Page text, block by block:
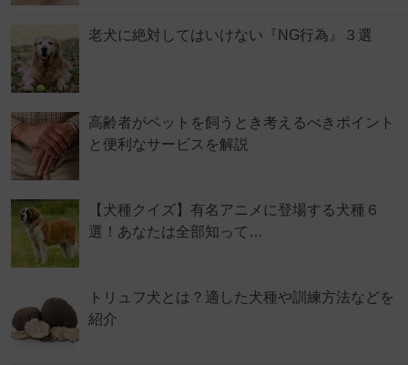
老犬に絶対してはいけない『NG行為』３選
高齢者がペットを飼うとき考えるべきポイント
と便利なサービスを解説
【犬種クイズ】有名アニメに登場する犬種６
選！あなたは全部知って…
トリュフ犬とは？適した犬種や訓練方法などを
紹介